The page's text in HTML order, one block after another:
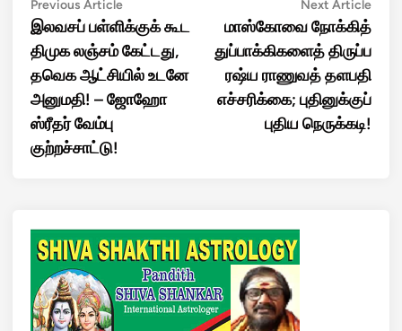
Post
navigation
Previous Article
article:
இலவசப் பள்ளிக்குக் கூட
திமுக லஞ்சம் கேட்டது,
தவெக ஆட்சியில் உடனே
அனுமதி! – ஜோஹோ
ஸ்ரீதர் வேம்பு
குற்றச்சாட்டு!
Next Article
மாஸ்கோவை நோக்கித்
துப்பாக்கிகளைத் திருப்ப
ரஷ்ய ராணுவத் தளபதி
எச்சரிக்கை; புதினுக்குப்
புதிய நெருக்கடி!